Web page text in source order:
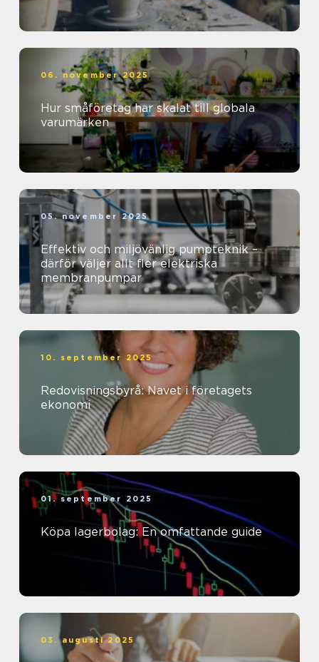
06. november 2025
Hur småföretag har skalat till globala
varumärken
05. november 2025
Effektiv och miljövänlig pumpteknik –
därför väljer allt fler elektriska
membranpumpar
10. september 2025
Redovisningsbyrå: Navet i företagets
ekonomi
01. september 2025
Köpa lagerbolag: En omfattande guide
03. augusti 2025